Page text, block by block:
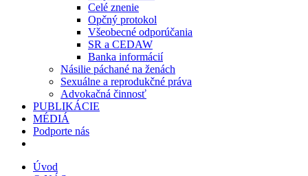
Celé znenie
Opčný protokol
Všeobecné odporúčania
SR a CEDAW
Banka informácií
Násilie páchané na ženách
Sexuálne a reprodukčné práva
Advokačná činnosť
PUBLIKÁCIE
MÉDIÁ
Podporte nás
Úvod